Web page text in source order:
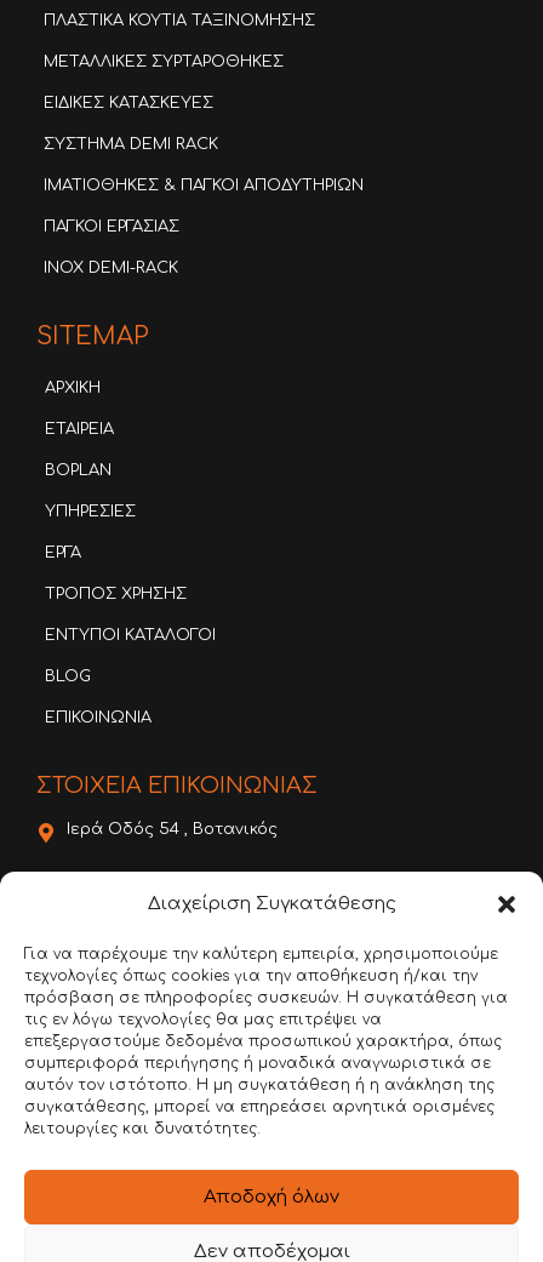
Διαχείριση Συγκατάθεσης
Για να παρέχουμε την καλύτερη εμπειρία, χρησιμοποιούμε
τεχνολογίες όπως cookies για την αποθήκευση ή/και την
πρόσβαση σε πληροφορίες συσκευών. Η συγκατάθεση για
τις εν λόγω τεχνολογίες θα μας επιτρέψει να
επεξεργαστούμε δεδομένα προσωπικού χαρακτήρα, όπως
συμπεριφορά περιήγησης ή μοναδικά αναγνωριστικά σε
αυτόν τον ιστότοπο. Η μη συγκατάθεση ή η ανάκληση της
συγκατάθεσης, μπορεί να επηρεάσει αρνητικά ορισμένες
λειτουργίες και δυνατότητες.
Αποδοχή όλων
Δεν αποδέχομαι
ΠΛΑΣΤΙΚΑ ΚΟΥΤΙΑ ΤΑΞΙΝΟΜΗΣΗΣ
ΜΕΤΑΛΛΙΚΕΣ ΣΥΡΤΑΡΟΘΗΚΕΣ
ΕΙΔΙΚΕΣ ΚΑΤΑΣΚΕΥΕΣ
ΣΥΣΤΗΜΑ DEMI RACK
ΙΜΑΤΙΟΘΗΚΕΣ & ΠΑΓΚΟΙ ΑΠΟΔΥΤΗΡΙΩΝ
ΠΑΓΚΟΙ ΕΡΓΑΣΙΑΣ
INOX DEMI-RACK
SITEMAP
ΑΡΧΙΚΗ
ΕΤΑΙΡΕΙΑ
BOPLAN
ΥΠΗΡΕΣΙΕΣ
ΕΡΓΑ
ΤΡΟΠΟΣ ΧΡΗΣΗΣ
ΕΝΤΥΠΟΙ ΚΑΤΑΛΟΓΟΙ
BLOG
ΕΠΙΚΟΙΝΩΝΙΑ
ΣΤΟΙΧΕΙΑ ΕΠΙΚΟΙΝΩΝΙΑΣ
Ιερά Οδός 54 , Βοτανικός
info@dimitroulakos.gr
Αξιολογήστε μας!